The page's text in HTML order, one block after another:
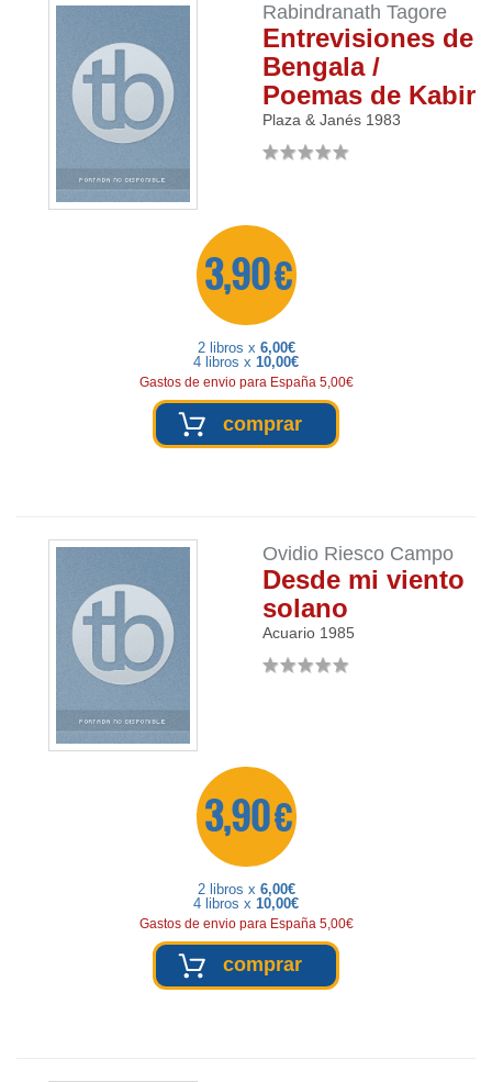
Rabindranath Tagore
Entrevisiones de
Bengala /
Poemas de Kabir
Plaza & Janés 1983
3,90 €
2 libros x 6,00€
4 libros x 10,00€
Gastos de envio para España 5,00€
comprar
Ovidio Riesco Campo
Desde mi viento
solano
Acuario 1985
3,90 €
2 libros x 6,00€
4 libros x 10,00€
Gastos de envio para España 5,00€
comprar